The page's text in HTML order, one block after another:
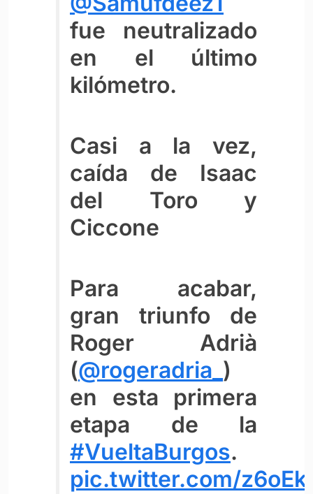
fue neutralizado
en el último
kilómetro.
Casi a la vez,
caída de Isaac
del Toro y
Ciccone
Para acabar,
gran triunfo de
Roger Adrià
(@rogeradria_ )
en esta primera
etapa de la
#VueltaBurgos.
pic.twitter.com/